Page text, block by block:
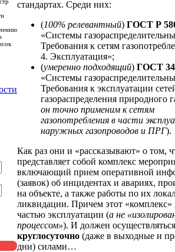
стандартах. Среди них:
(100% релевантный) ГОСТ Р
«Системы
Требования к сетям
4. Эксплуатация»;
(умеренно подходящий) ГОСТ
«Системы
Требования к эксплуатации
газораспределения природного
он точно применим к сетям
газопотребления в части
наружных газопроводов и ПРГ).
Как раз они и «рассказывают» о том,
представляет собой комплекс
включающий прием оперативной
(заявок) об инцидентах и авариях,
на объекте, а также работы по их
ликвидации. Причем этот «комплекс»
частью эксплуатации (а не
процессом»). И должен осуществляться
круглосуточно (даже в выходные и
дни) силами…